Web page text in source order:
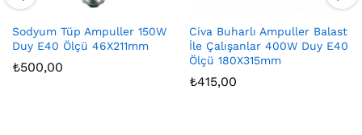
Sodyum Tüp Ampuller 150W
Duy E40 Ölçü 46X211mm
₺500,00
Civa Buharlı Ampuller Balast
İle Çalışanlar 400W Duy E40
Ölçü 180X315mm
₺415,00